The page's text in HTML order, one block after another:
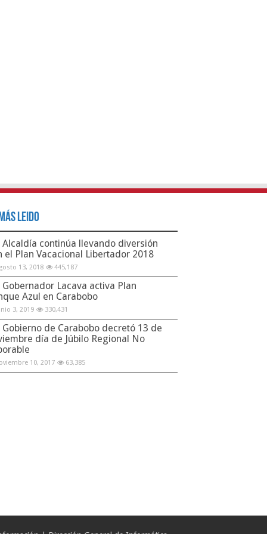
Leido
Alcaldía continúa llevando diversión
el Plan Vacacional Libertador 2018
13, 2018 445,187
Gobernador Lacava activa Plan
Azul en Carabobo
3, 2019 330,431
Gobierno de Carabobo decretó 13 de
día de Júbilo Regional No
10, 2017 63,385